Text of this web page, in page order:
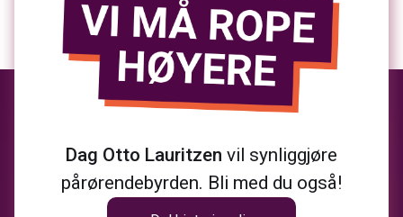
Dag Otto Lauritzen vil synliggjøre
pårørendebyrden. Bli med du også!